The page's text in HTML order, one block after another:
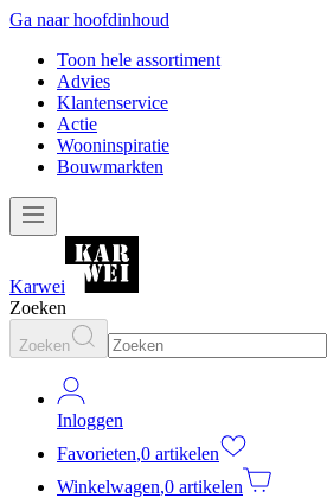
Ga naar hoofdinhoud
Toon hele assortiment
Advies
Klantenservice
Actie
Wooninspiratie
Bouwmarkten
Karwei
Zoeken
Zoeken
Inloggen
Favorieten,0 artikelen
Winkelwagen,0 artikelen